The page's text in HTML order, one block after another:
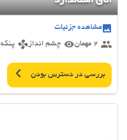
مشاهده جزئیات
2 مهمان
چشم انداز پنکه
بررسی در دسترس بودن